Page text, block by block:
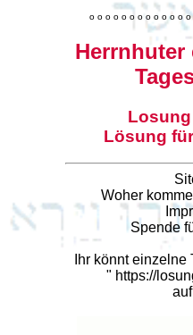
o o o o o o o o o o o o o
Herrnhuter
Lösung
Woher
Spende
Ihr könnt einzelne
" https://